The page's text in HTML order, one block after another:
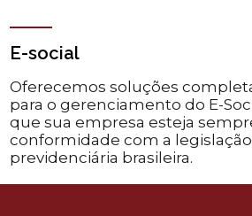
E-social
Oferecemos soluções
para o gerenciamento do E-
que sua empresa esteja
conformidade com a
previdenciária brasileira.